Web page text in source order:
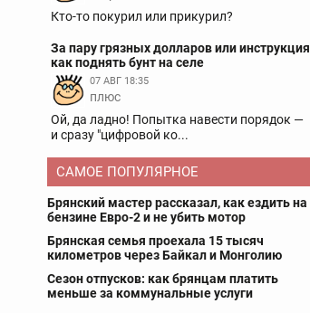
Кто-то покурил или прикурил?
За пару грязных долларов или инструкция
как поднять бунт на селе
07 АВГ 18:35
плюс
Ой, да ладно! Попытка навести порядок —
и сразу "цифровой ко...
САМОЕ ПОПУЛЯРНОЕ
Брянский мастер рассказал, как ездить на
бензине Евро-2 и не убить мотор
Брянская семья проехала 15 тысяч
километров через Байкал и Монголию
Сезон отпусков: как брянцам платить
меньше за коммунальные услуги